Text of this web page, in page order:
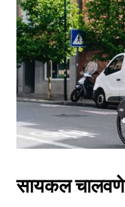
सायकल चालवणे